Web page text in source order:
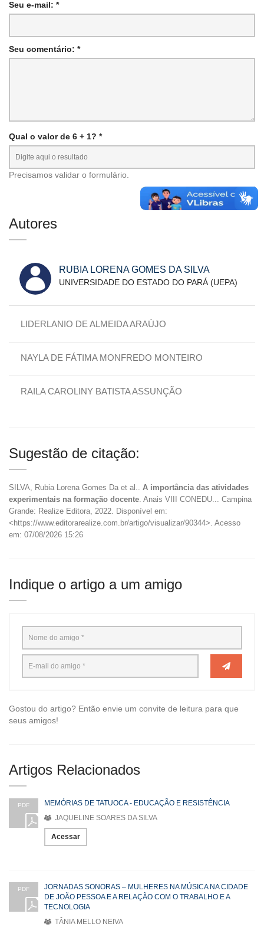
Seu e-mail: *
Seu comentário: *
Qual o valor de 6 + 1? *
Precisamos validar o formulário.
Autores
RUBIA LORENA GOMES DA SILVA
UNIVERSIDADE DO ESTADO DO PARÁ (UEPA)
LIDERLANIO DE ALMEIDA ARAÚJO
NAYLA DE FÁTIMA MONFREDO MONTEIRO
RAILA CAROLINY BATISTA ASSUNÇÃO
Sugestão de citação:
SILVA, Rubia Lorena Gomes Da et al.. A importância das atividades
experimentais na formação docente . Anais VIII CONEDU... Campina
Grande: Realize Editora, 2022. Disponível em:
<https://www.editorarealize.com.br/artigo/visualizar/90344>. Acesso
em: 07/08/2026 15:26
Indique o artigo a um amigo
Gostou do artigo? Então envie um convite de leitura para que
seus amigos!
Artigos Relacionados
PDF
MEMÓRIAS DE TATUOCA - EDUCAÇÃO E RESISTÊNCIA
JAQUELINE SOARES DA SILVA
Acessar
PDF
JORNADAS SONORAS – MULHERES NA MÚSICA NA CIDADE
DE JOÃO PESSOA E A RELAÇÃO COM O TRABALHO E A
TECNOLOGIA
TÂNIA MELLO NEIVA